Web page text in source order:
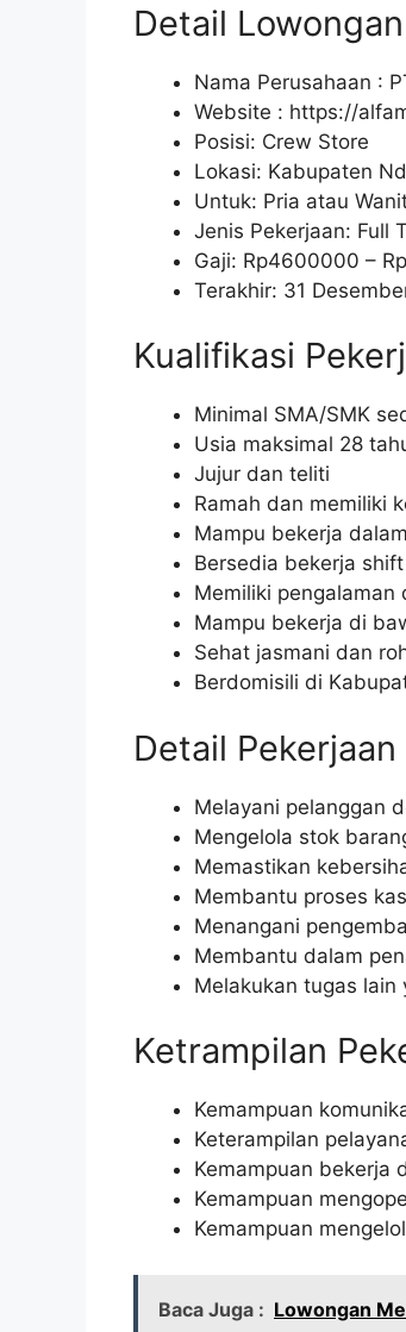
Detail
Nama Perusahaan :
Website : https://
Posisi: Crew Store
Lokasi: Kabupaten
Untuk: Pria atau
Jenis Pekerjaan: Full
Gaji: Rp4600000 – Rp
Terakhir: 31
Kualifikasi
Minimal SMA/SMK
Usia maksimal 28
Jujur dan teliti
Ramah dan memiliki
Mampu bekerja
Bersedia bekerja shift
Memiliki
Mampu bekerja di
Sehat jasmani dan
Berdomisili di
Detail Pekerjaan
Melayani pelanggan
Mengelola stok
Memastikan
Membantu proses
Menangani
Membantu dalam
Melakukan tugas
Ketrampilan
Kemampuan
Keterampilan
Kemampuan bekerja
Kemampuan
Kemampuan
Baca Juga : Lowongan